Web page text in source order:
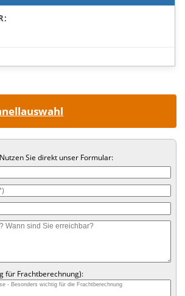
Sie direkt unser Formular:
für Frachtberechnung):